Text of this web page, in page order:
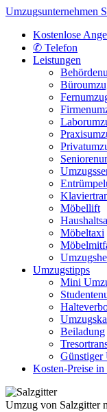
Umzugsunternehmen
Kostenlose
✆ Telefon
Leistungen
Möbellift
Möbeltaxi
Umzugstipps
Mini
Beiladung
Günstiger
Kosten-Preise in
Umzug von Salzgitter